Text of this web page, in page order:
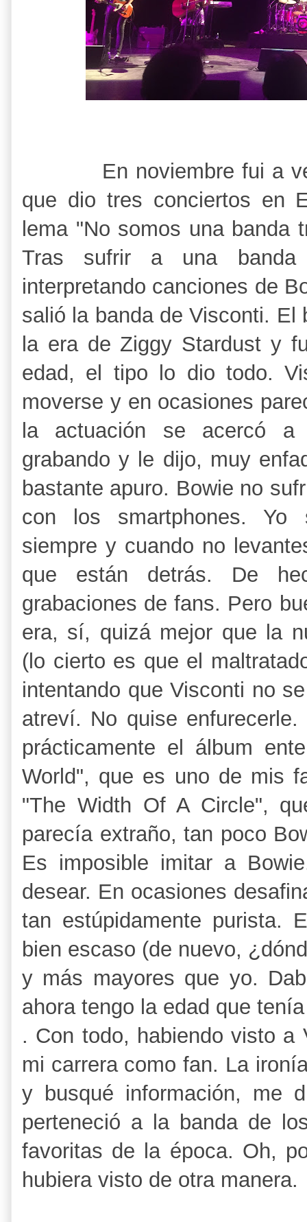
En noviembre fui a
que dio tres conciertos en
lema "No somos una banda
Tras sufrir a una banda
interpretando canciones de
salió la banda de Visconti.
la era de Ziggy Stardust y
edad, el tipo lo dio todo.
moverse y en ocasiones
la actuación se acercó a
grabando y le dijo, muy
bastante apuro. Bowie no
con los smartphones. Yo
siempre y cuando no
que están detrás. De
grabaciones de fans. Pero
era, sí, quizá mejor que la
(lo cierto es que el
intentando que Visconti no
atreví. No quise
prácticamente el álbum
World", que es uno de mis
"The Width Of A Circle",
parecía extraño, tan poco
Es imposible imitar a
desear. En ocasiones
tan estúpidamente purista.
bien escaso (de nuevo,
y más mayores que yo.
ahora tengo la edad que
. Con todo, habiendo visto a
mi carrera como fan. La
y busqué información, me
perteneció a la banda de
favoritas de la época. Oh,
hubiera visto de otra manera.